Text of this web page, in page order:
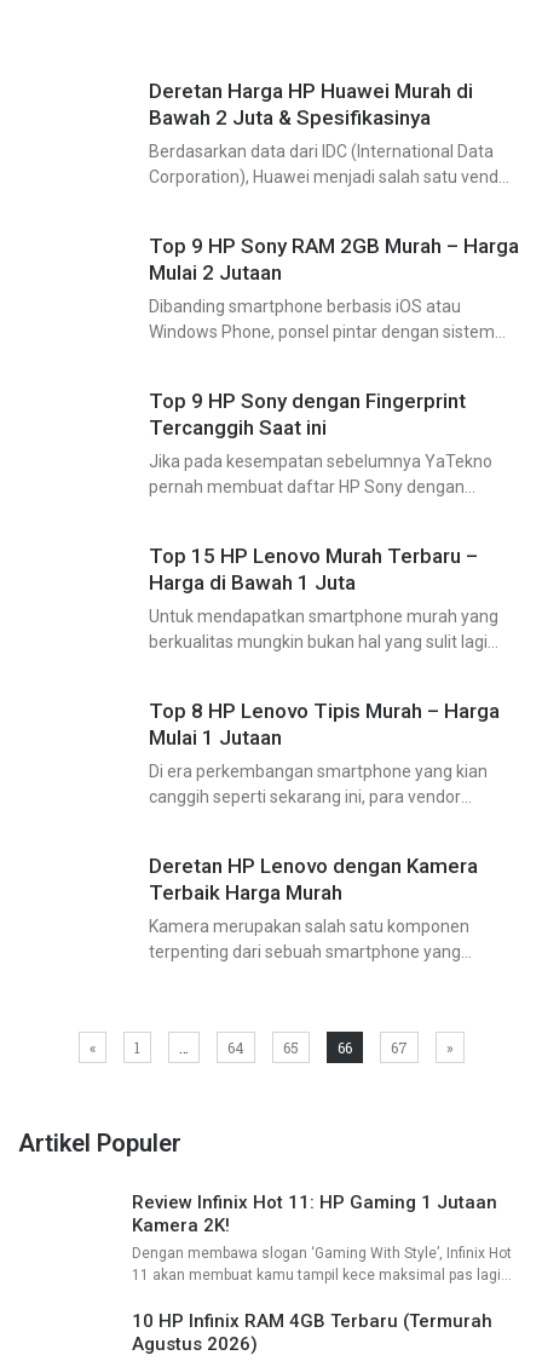
Deretan Harga HP Huawei Murah di
Bawah 2 Juta & Spesifikasinya
Berdasarkan data dari IDC (International Data
Corporation), Huawei menjadi salah satu vendor
menduduki posisi pertama, Samsung kedua,
maka
Top 9 HP Sony RAM 2GB Murah – Harga
Mulai 2 Jutaan
Dibanding smartphone berbasis iOS atau
Windows Phone, ponsel pintar dengan sistem
menjalankan sistem operasinya sendiri saja
dibutuhkan setidaknya lebih dari
Top 9 HP Sony dengan Fingerprint
Tercanggih Saat ini
Jika pada kesempatan sebelumnya YaTekno
pernah membuat daftar HP Sony dengan
yang mendapat bagian untuk di
Top 15 HP Lenovo Murah Terbaru –
Harga di Bawah 1 Juta
Untuk mendapatkan smartphone murah yang
berkualitas mungkin bukan hal yang sulit lagi
vendor terkemuka
Top 8 HP Lenovo Tipis Murah – Harga
Mulai 1 Jutaan
Di era perkembangan smartphone yang kian
canggih seperti sekarang ini, para vendor
lebih diminati. Nah. salah satu kriteria ponsel
yang cukup diminati
Deretan HP Lenovo dengan Kamera
Terbaik Harga Murah
Kamera merupakan salah satu komponen
terpenting dari sebuah smartphone yang
dengan kamera yang bagus ternyata tidak harus
dibeli
« 1 64 65 66 67 »
Artikel Populer
Review Infinix Hot 11: HP Gaming 1 Jutaan
Kamera 2K!
Dengan membawa slogan ‘Gaming With Style’, Infinix Hot
11 akan membuat kamu tampil kece maksimal pas lagi
ketimbang pendahulunya Infinix Hot
10 HP Infinix RAM 4GB Terbaru (Termurah
Agustus 2026)